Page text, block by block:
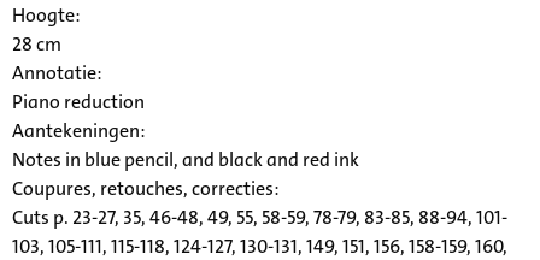
Hoogte:
28 cm
Annotatie:
Piano reduction
Aantekeningen:
Notes in blue pencil, and black and red ink
Coupures, retouches, correcties:
Cuts p. 23-27, 35, 46-48, 49, 55, 58-59, 78-79, 83-85, 88-94, 101-
103, 105-111, 115-118, 124-127, 130-131, 149, 151, 156, 158-159, 160,